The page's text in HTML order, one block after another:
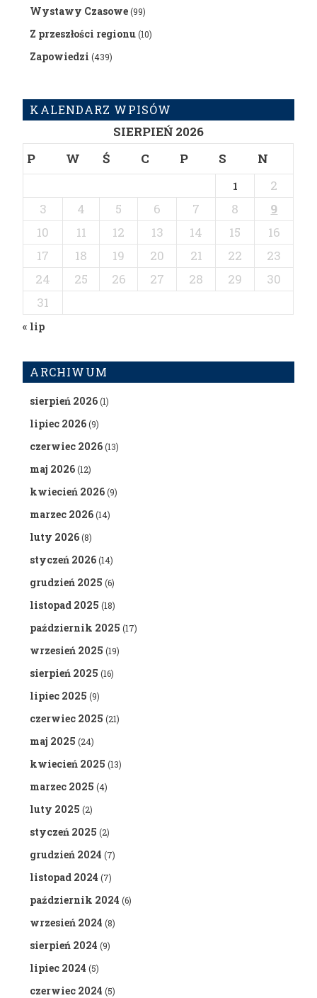
Wystawy Czasowe(99)
Z przeszłości regionu(10)
Zapowiedzi (439)
KALENDARZ WPISÓW
SIERPIEŃ 2026
P
W Ś C P S N
1
2
3
4 5 6 7 8
9
10
11 12 13 14 15
16
17
18 19 20 21 22
23
24
25 26 27 28 29
30
31
« lip
ARCHIWUM
sierpień 2026(1)
lipiec 2026(9)
czerwiec 2026(13)
maj 2026(12)
kwiecień 2026(9)
marzec 2026(14)
luty 2026(8)
styczeń 2026(14)
grudzień 2025 (6)
listopad 2025 (18)
październik 2025 (17)
wrzesień 2025 (19)
sierpień 2025 (16)
lipiec 2025 (9)
czerwiec 2025 (21)
maj 2025 (24)
kwiecień 2025 (13)
marzec 2025 (4)
luty 2025 (2)
styczeń 2025 (2)
grudzień 2024 (7)
listopad 2024 (7)
październik 2024 (6)
wrzesień 2024 (8)
sierpień 2024 (9)
lipiec 2024 (5)
czerwiec 2024 (5)